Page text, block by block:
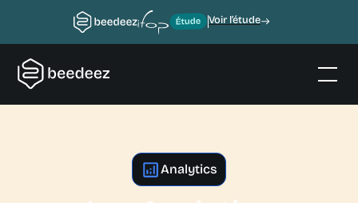
Voir l’étude
Analytics